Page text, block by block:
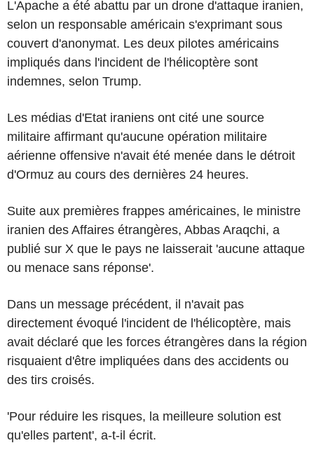
L'Apache a été abattu par un drone d'attaque iranien,
selon un responsable américain s'exprimant sous
couvert d'anonymat. Les deux pilotes américains
impliqués dans l'incident de l'hélicoptère sont
indemnes, selon Trump.
Les médias d'Etat iraniens ont cité une source
militaire affirmant qu'aucune opération militaire
aérienne offensive n'avait été menée dans le détroit
d'Ormuz au cours des dernières 24 heures.
Suite aux premières frappes américaines, le ministre
iranien des Affaires étrangères, Abbas Araqchi, a
publié sur X que le pays ne laisserait 'aucune attaque
ou menace sans réponse'.
Dans un message précédent, il n'avait pas
directement évoqué l'incident de l'hélicoptère, mais
avait déclaré que les forces étrangères dans la région
risquaient d'être impliquées dans des accidents ou
des tirs croisés.
'Pour réduire les risques, la meilleure solution est
qu'elles partent', a-t-il écrit.